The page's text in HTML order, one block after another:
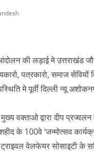
की लड़ाई मे उत्तराखंड
पत्रकारो, समाज
मे पूर्वी दिल्ली न्यू
वक्ताओ द्वारा दीप प्रज्वलन
के 100वे ‘जन्मोत्सव
वेलफेयर सोसाइटी के